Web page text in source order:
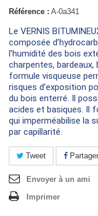
Référence : A-0a341
Le VERNIS
composée
l’humidité des bois
charpentes, bardeaux,
formule visqueuse
risques d’exposition
du bois enterré. Il
acides et basiques. Il
qui imperméabilise la
par capillarité.
Tweet Partager
Envoyer à un ami
Imprimer